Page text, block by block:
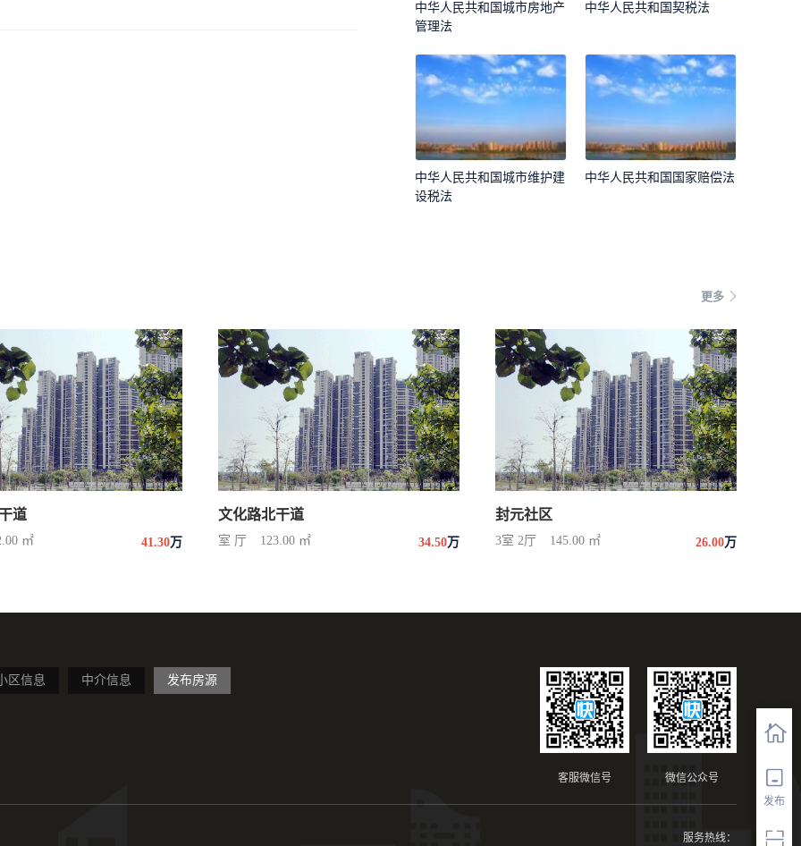
发布
中华人民共和国城市房地产
管理法
中华人民共和国契税法
中华人民共和国城市维护建
设税法
中华人民共和国国家赔偿法
更多
道
㎡ 41.30万
文化路北干道
室 厅 123.00 ㎡ 34.50万
封元社区
3室 2厅 145.00 ㎡ 26.00万
区信息 中介信息 发布房源
微信公众号
客服微信号
服务热线：